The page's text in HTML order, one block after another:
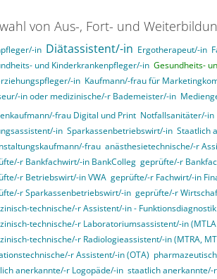
von Aus-, Fort- und
in Diätassistent/-in Ergotherapeut/-in
und Kinderkrankenpfleger/-in Gesundheits-
in Kaufmann/-frau für
in oder medizinische/-r Bademeister/-in
frau Digital und Print Notfallsanitäter/-in
in Sparkassenbetriebswirt/-in Staatlich
frau anästhesietechnische/-r
r Bankfachwirt/-in BankColleg geprüfte/-r
r Betriebswirt/-in VWA geprüfte/-r Fachwirt/-in
r Sparkassenbetriebswirt/-in geprüfte/-r
technische/-r Assistent/-in -
technische/-r Laboratoriumsassistent/-in
technische/-r Radiologieassistent/-in (MTRA,
r Assistent/-in (OTA)
anerkannte/-r Logopäde/-in staatlich anerkannte/-